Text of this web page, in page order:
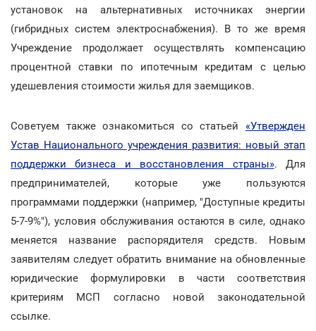
установок на альтернативных источниках энергии
(гибридных систем электроснабжения). В то же время
Учреждение продолжает осуществлять компенсацию
процентной ставки по ипотечным кредитам с целью
удешевления стоимости жилья для заемщиков.
Советуем также ознакомиться со статьей «Утвержден
Устав Национального учреждения развития: новый этап
поддержки бизнеса и восстановления страны». Для
предпринимателей, которые уже пользуются
программами поддержки (например, "Доступные кредиты
5-7-9%"), условия обслуживания остаются в силе, однако
меняется название распорядителя средств. Новым
заявителям следует обратить внимание на обновленные
юридические формулировки в части соответствия
критериям МСП согласно новой законодательной
ссылке.